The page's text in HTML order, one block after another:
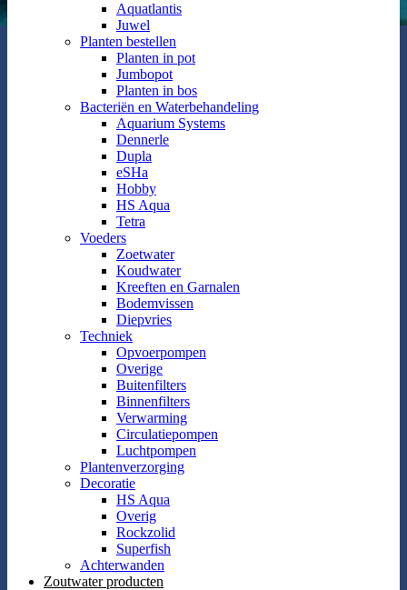
Aquatlantis
Juwel
Planten bestellen
Planten in pot
Jumbopot
Planten in bos
Bacteriën en Waterbehandeling
Aquarium Systems
Dennerle
Dupla
eSHa
Hobby
HS Aqua
Tetra
Voeders
Zoetwater
Koudwater
Kreeften en Garnalen
Bodemvissen
Diepvries
Techniek
Opvoerpompen
Overige
Buitenfilters
Binnenfilters
Verwarming
Circulatiepompen
Luchtpompen
Plantenverzorging
Decoratie
HS Aqua
Overig
Rockzolid
Superfish
Achterwanden
Zoutwater producten